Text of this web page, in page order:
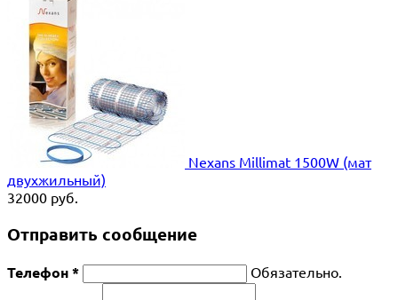
Nexans Millimat 1500W (мат
двухжильный)
32000 руб.
Отправить сообщение
Телефон * Обязательно.